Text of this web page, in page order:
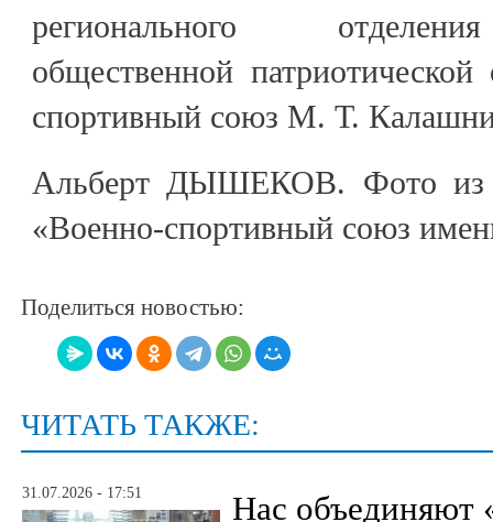
регионального
общественной
спортивный союз М. Т.
Альберт ДЫШЕКОВ. Фото
«Военно-спортивный союз
Поделиться новостью:
ЧИТАТЬ ТАКЖЕ:
31.07.2026 - 17:51 Нас объединяют